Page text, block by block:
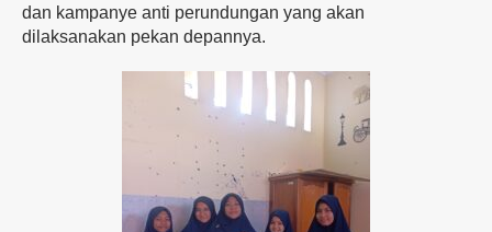
dan kampanye anti perundungan yang akan
dilaksanakan pekan depannya.